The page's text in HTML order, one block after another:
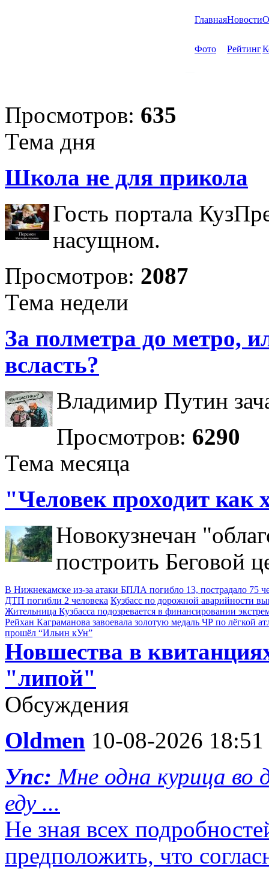
ГлавнаяНовости
Фото Рейтинг
Просмотров: 635
Тема дня
Школа не для прикола
Гость портала
насущном.
Просмотров: 2087
Тема недели
За полметра до метро,
всласть?
Владимир Путин
Просмотров: 6290
Тема месяца
"Человек проходит как
Новокузнечан
построить Беговой
В Нижнекамске из-за атаки БПЛА погибло 13, пострадало 75
ДТП погибли 2 человека Кузбасс по дорожной аварийности
Жительница Кузбасса подозревается в финансировании
Рейхан Каграманова завоевала золотую медаль ЧР по лёгкой
прошёл “Ильин кУн”
Новшества в
"липой"
Обсуждения
Oldmen 10-08-2026 18:51
Упс: Мне одна курица во
еду ...
Не зная всех
предположить, что